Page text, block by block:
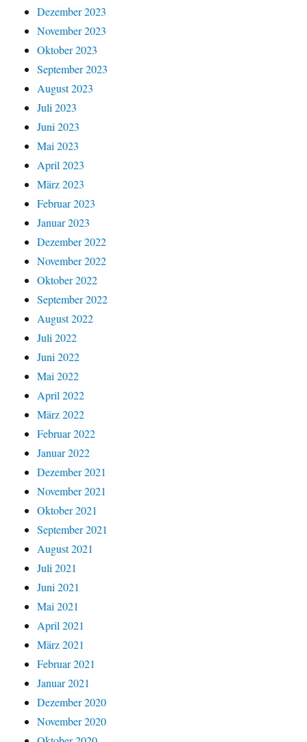
Dezember 2023
November 2023
Oktober 2023
September 2023
August 2023
Juli 2023
Juni 2023
Mai 2023
April 2023
März 2023
Februar 2023
Januar 2023
Dezember 2022
November 2022
Oktober 2022
September 2022
August 2022
Juli 2022
Juni 2022
Mai 2022
April 2022
März 2022
Februar 2022
Januar 2022
Dezember 2021
November 2021
Oktober 2021
September 2021
August 2021
Juli 2021
Juni 2021
Mai 2021
April 2021
März 2021
Februar 2021
Januar 2021
Dezember 2020
November 2020